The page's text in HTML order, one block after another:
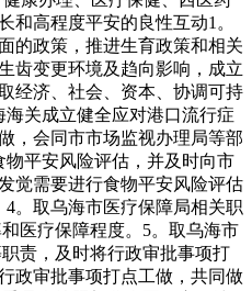
高程度平安的良性互动1。
的政策，推进生育政策和相关
齿变更环境及趋向影响，成立
经济、社会、资本、协调可持
关成立健全应对港口流行症
，会同市市场监视办理局等部
平安风险评估，并及时向市
觉需要进行食物平安风险评估
。取乌海市医疗保障局相关职
医疗保障程度。5。取乌海市
责，及时将行政审批事项打
政审批事项打点工做，共同做